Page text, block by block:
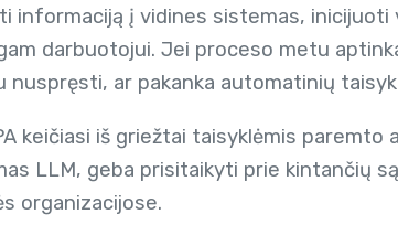
informaciją į vidines sistemas,
darbuotojui. Jei proceso metu
nuspręsti, ar pakanka automatinių
keičiasi iš griežtai taisyklėmis
LLM, geba prisitaikyti prie kintančių
organizacijose.